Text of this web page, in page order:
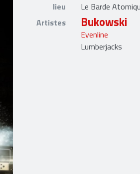
lieu
Le Barde
Artistes
Bukowski
Evenline
Lumberjacks